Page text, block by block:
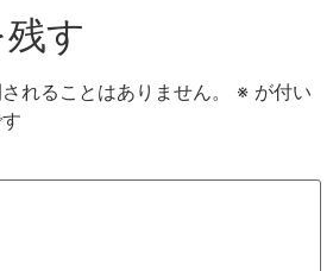
す
れることはありません。 ※ が付い